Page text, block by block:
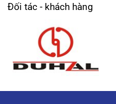
Đối tác - khách hàng